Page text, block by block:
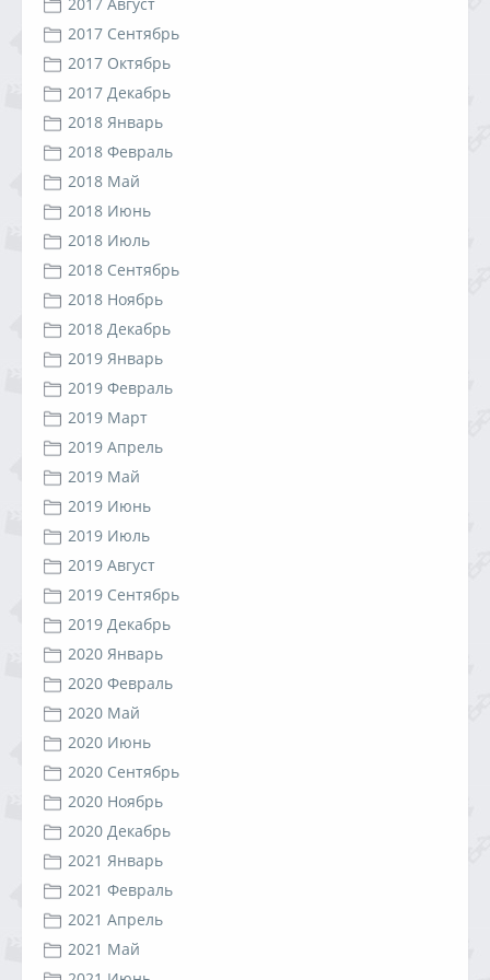
2017 Сентябрь
2017 Октябрь
2017 Декабрь
2018 Январь
2018 Февраль
2018 Май
2018 Июнь
2018 Июль
2018 Сентябрь
2018 Ноябрь
2018 Декабрь
2019 Январь
2019 Февраль
2019 Март
2019 Апрель
2019 Май
2019 Июнь
2019 Июль
2019 Август
2019 Сентябрь
2019 Декабрь
2020 Январь
2020 Февраль
2020 Май
2020 Июнь
2020 Сентябрь
2020 Ноябрь
2020 Декабрь
2021 Январь
2021 Февраль
2021 Апрель
2021 Май